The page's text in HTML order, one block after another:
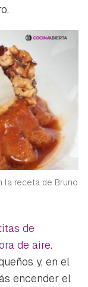
la receta de Bruno
de
de aire.
y, en el
encender el